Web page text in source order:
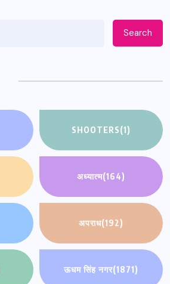
Search
SHOOTERS(1)
अध्यात्म(164)
अपराध(192)
ऊधम सिंह नगर(1871)